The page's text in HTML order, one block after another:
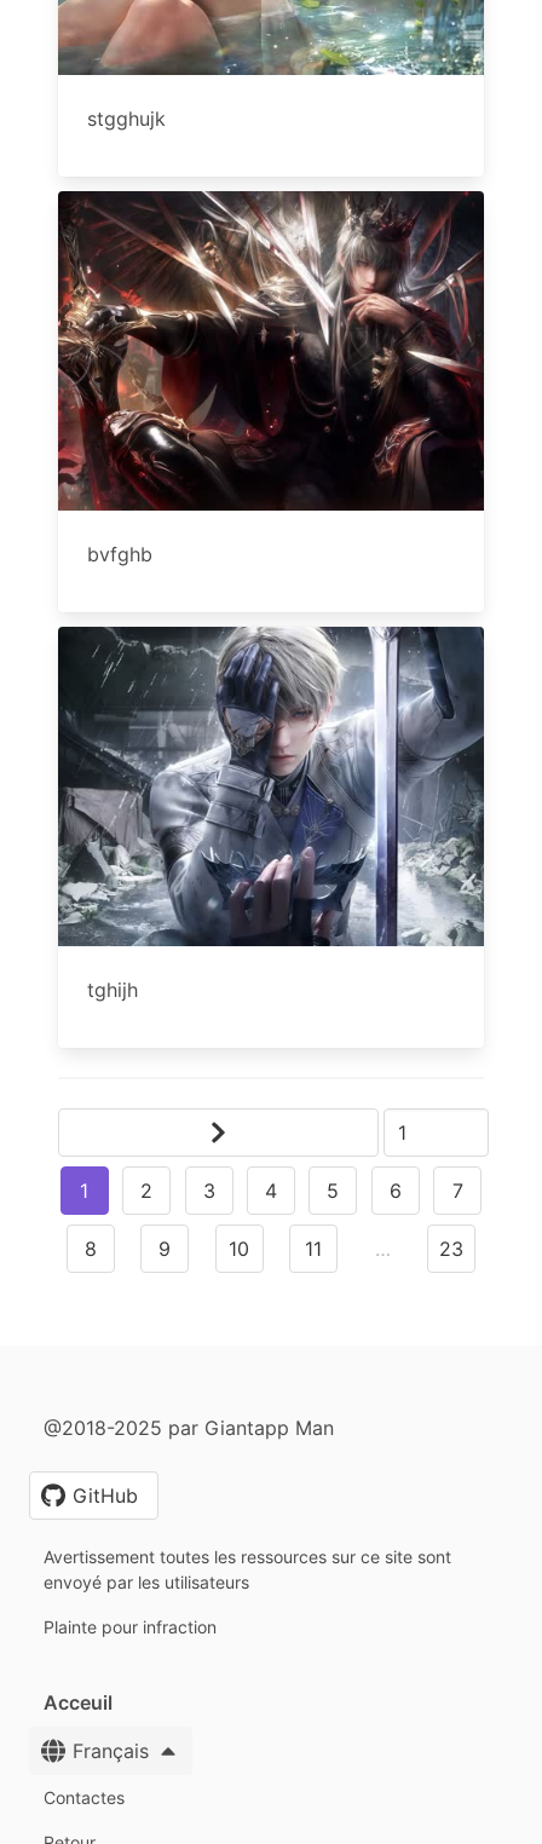
stgghujk
bvfghb
tghijh
1 2 3 4 5 6 7
8 9 10 11 … 23
@2018-2025 par Giantapp Man
GitHub
Avertissement toutes les ressources sur ce site sont
envoyé par les utilisateurs
Plainte pour infraction
Acceuil
Français
Contactes